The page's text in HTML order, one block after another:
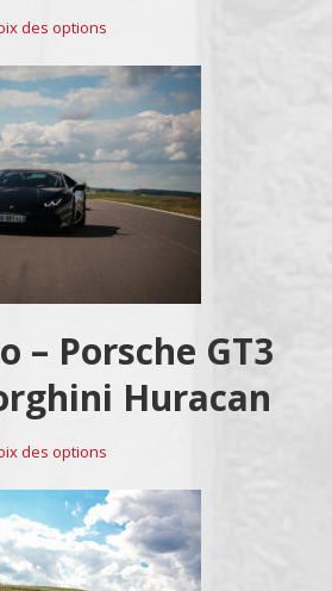
des options
– Porsche GT3
Huracan
des options